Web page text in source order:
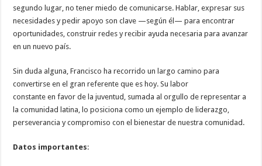
segundo lugar, no tener miedo de comunicarse. Hablar, expresar sus
necesidades y pedir apoyo son clave —según él— para encontrar
oportunidades, construir redes y recibir ayuda necesaria para avanzar
en un nuevo país.
Sin duda alguna, Francisco ha recorrido un largo camino para
convertirse en el gran referente que es hoy. Su labor
constante en favor de la juventud, sumada al orgullo de representar a
la comunidad latina, lo posiciona como un ejemplo de liderazgo,
perseverancia y compromiso con el bienestar de nuestra comunidad.
Datos importantes: